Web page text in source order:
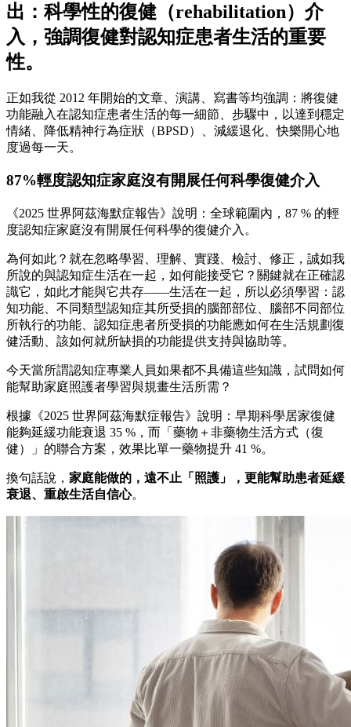
出：科學性的復健（rehabilitation）介
入，強調復健對認知症患者生活的重要
性。
正如我從 2012 年開始的文章、演講、寫書等均強調：將復健
功能融入在認知症患者生活的每一細節、步驟中，以達到穩定
情緒、降低精神行為症狀（BPSD）、減緩退化、快樂開心地
度過每一天。
87%輕度認知症家庭沒有開展任何科學復健介入
《2025 世界阿茲海默症報告》說明：全球範圍內，87 % 的輕
度認知症家庭沒有開展任何科學的復健介入。
為何如此？就在忽略學習、理解、實踐、檢討、修正，誠如我
所說的與認知症生活在一起，如何能接受它？關鍵就在正確認
識它，如此才能與它共存——生活在一起，所以必須學習：認
知功能、不同類型認知症其所受損的腦部部位、腦部不同部位
所執行的功能、認知症患者所受損的功能應如何在生活規劃復
健活動、該如何就所缺損的功能提供支持與協助等。
今天當所謂認知症專業人員如果都不具備這些知識，試問如何
能幫助家庭照護者學習與規畫生活所需？
根據《2025 世界阿茲海默症報告》說明：早期科學居家復健
能夠延緩功能衰退 35 %，而「藥物＋非藥物生活方式（復
健）」的聯合方案，效果比單一藥物提升 41 %。
換句話說， 家庭能做的，遠不止「照護」，更能幫助患者延緩
衰退、重啟生活自信心。